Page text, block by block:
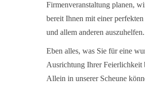
Firmenveranstaltung planen,
bereit Ihnen mit einer
und allem anderen auszuhelfen.
Eben alles, was Sie für eine
Ausrichtung Ihrer Feierlichkeit
Allein in unserer Scheune